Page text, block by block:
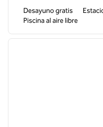
Desayuno gratis
Piscina al aire libre
1 de 12